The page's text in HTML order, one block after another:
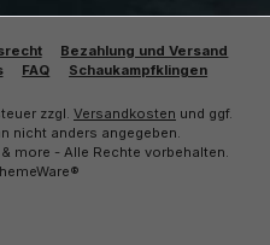
Bezahlung und Versand
FAQ Schaukampfklingen
zzgl. Versandkosten und ggf.
nicht anders angegeben.
more - Alle Rechte vorbehalten.